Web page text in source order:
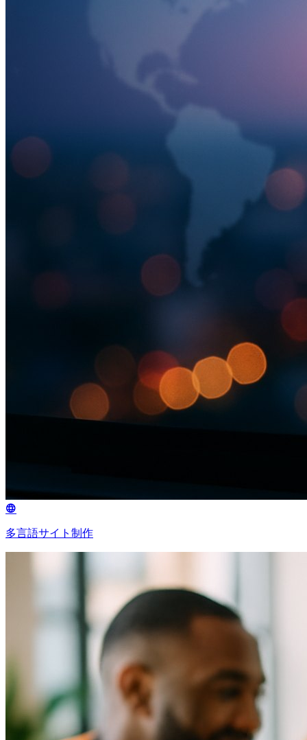
多言語サイト制作